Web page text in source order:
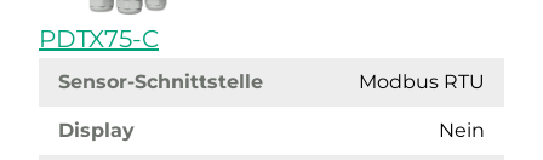
PDTX75-C
Sensor-Schnittstelle Modbus RTU
Display Nein